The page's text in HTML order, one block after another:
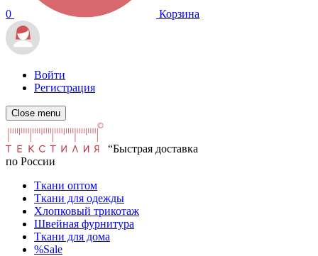
0 Корзина
Войти
Регистрация
Close menu
“Быстрая доставка
по России
Ткани оптом
Ткани для одежды
Хлопковый трикотаж
Швейная фурнитура
Ткани для дома
%Sale